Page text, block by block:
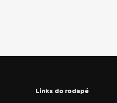
Links do rodapé